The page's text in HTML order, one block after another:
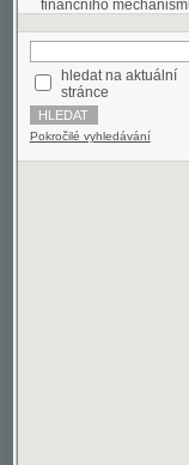
hledat na aktuální
stránce
Pokročilé vyhledávání